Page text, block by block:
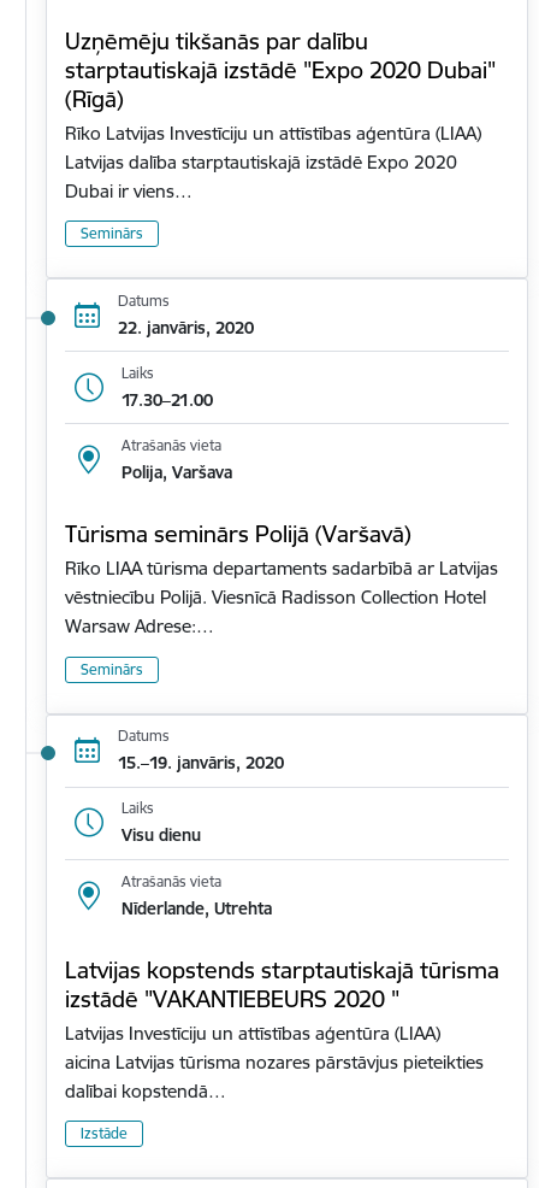
Uzņēmēju tikšanās par dalību
starptautiskajā izstādē "Expo 2020 Dubai"
(Rīgā)
Rīko Latvijas Investīciju un attīstības aģentūra (LIAA)
Latvijas dalība starptautiskajā izstādē Expo 2020
Dubai ir viens…
Seminārs
Datums
22. janvāris, 2020
Laiks
17.30–21.00
Atrašanās vieta
Polija, Varšava
Tūrisma seminārs Polijā (Varšavā)
Rīko LIAA tūrisma departaments sadarbībā ar Latvijas
vēstniecību Polijā. Viesnīcā Radisson Collection Hotel
Warsaw Adrese:…
Seminārs
Datums
15.–19. janvāris, 2020
Laiks
Visu dienu
Atrašanās vieta
Nīderlande, Utrehta
Latvijas kopstends starptautiskajā tūrisma
izstādē "VAKANTIEBEURS 2020 "
Latvijas Investīciju un attīstības aģentūra (LIAA)
aicina Latvijas tūrisma nozares pārstāvjus pieteikties
dalībai kopstendā…
Izstāde